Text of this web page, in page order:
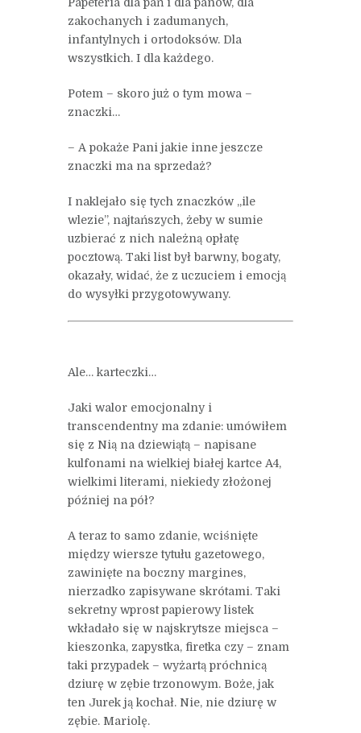
zakochanych i zadumanych,
infantylnych i ortodoksów. Dla
wszystkich. I dla każdego.
Potem – skoro już o tym mowa –
znaczki…
– A pokaże Pani jakie inne jeszcze
znaczki ma na sprzedaż?
I naklejało się tych znaczków „ile
wlezie”, najtańszych, żeby w sumie
uzbierać z nich należną opłatę
pocztową. Taki list był barwny, bogaty,
okazały, widać, że z uczuciem i emocją
do wysyłki przygotowywany.
Ale… karteczki…
Jaki walor emocjonalny i
transcendentny ma zdanie: umówiłem
się z Nią na dziewiątą – napisane
kulfonami na wielkiej białej kartce A4,
wielkimi literami, niekiedy złożonej
później na pół?
A teraz to samo zdanie, wciśnięte
między wiersze tytułu gazetowego,
zawinięte na boczny margines,
nierzadko zapisywane skrótami. Taki
sekretny wprost papierowy listek
wkładało się w najskrytsze miejsca –
kieszonka, zapystka, firetka czy – znam
taki przypadek – wyżartą próchnicą
dziurę w zębie trzonowym. Boże, jak
ten Jurek ją kochał. Nie, nie dziurę w
zębie. Mariolę.